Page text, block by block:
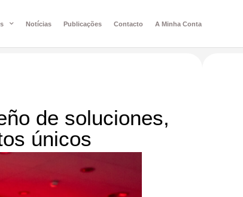
Notícias Publicações Contacto A Minha Conta
de soluciones,
únicos